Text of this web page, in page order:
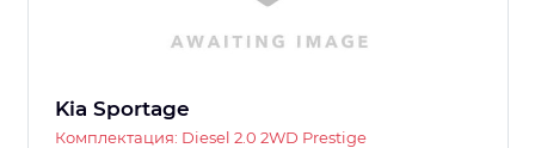
Kia Sportage
Комплектация: Diesel 2.0 2WD Prestige